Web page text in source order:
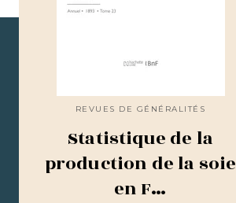
REVUES DE GÉNÉRALITÉS
Statistique de la
production de la soie
en F…